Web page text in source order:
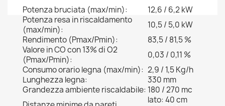
Potenza bruciata (max/min):
12,6 / 6,2 kW
Potenza resa in riscaldamento
(max/min):
10,5 / 5,0 kW
Rendimento (Pmax/Pmin):
83,5 / 81,5 %
Valore in CO con 13% di O2
(Pmax/Pmin):
0,03 / 0,11 %
Consumo orario legna (max/min): 2,9 / 1,5 Kg/h
Lunghezza legna:
330 mm
Grandezza ambiente riscaldabile: 180 / 270 mc
lato: 40 cm